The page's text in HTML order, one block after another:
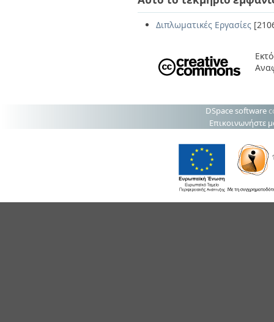
Διπλωματικές Εργασίες
DSpace software
Επικοινωνήστε